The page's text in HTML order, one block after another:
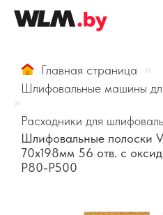
Главная страница »
Шлифовальные машины
»
Расходники для
Шлифовальные полоски
70x198мм 56 отв. с
P80-P500